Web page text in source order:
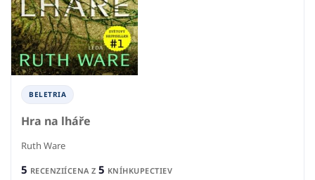
BELETRIA
Hra na lháře
Ruth Ware
5 RECENZIÍCENA Z 5 KNÍHKUPECTIEV